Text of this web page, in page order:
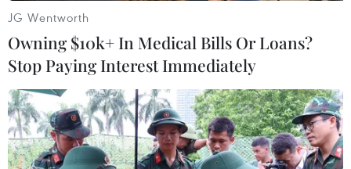
TIN LIÊN QUAN
JG Wentworth
Owning $10k+ In Medical Bills Or Loans?
Stop Paying Interest Immediately